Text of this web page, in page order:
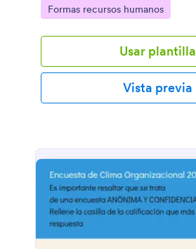
Go to Category:
Formas recursos humanos
Usar plantilla
Vista previa